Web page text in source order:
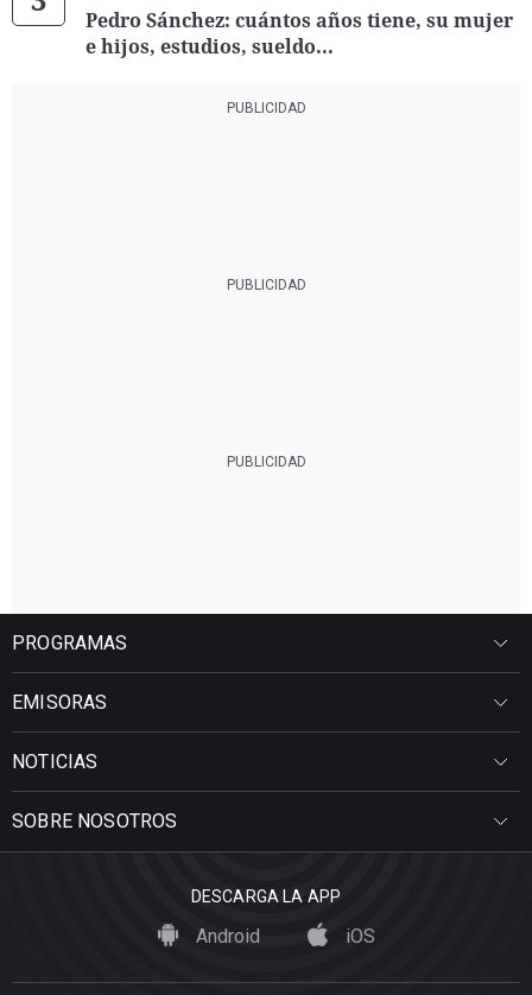
Pedro Sánchez: cuántos años tiene, su mujer
e hijos, estudios, sueldo...
PROGRAMAS
EMISORAS
NOTICIAS
SOBRE NOSOTROS
DESCARGA LA APP
Android iOS